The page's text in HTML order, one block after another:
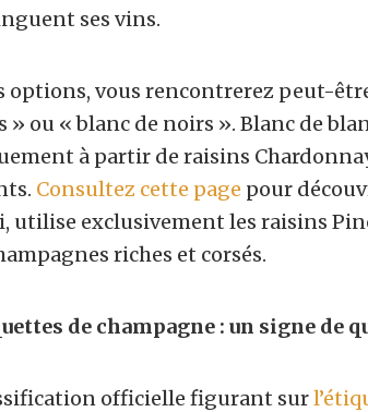
ses vins.
options, vous rencontrerez peut-
» ou « blanc de noirs ». Blanc de
à partir de raisins
Consultez cette page pour
utilise exclusivement les raisins
riches et corsés.
de champagne : un signe de
officielle figurant sur